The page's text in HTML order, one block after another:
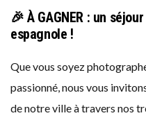
🎉 À GAGNER : un
espagnole !
Que vous soyez
passionné, nous vous
de notre ville à travers nos